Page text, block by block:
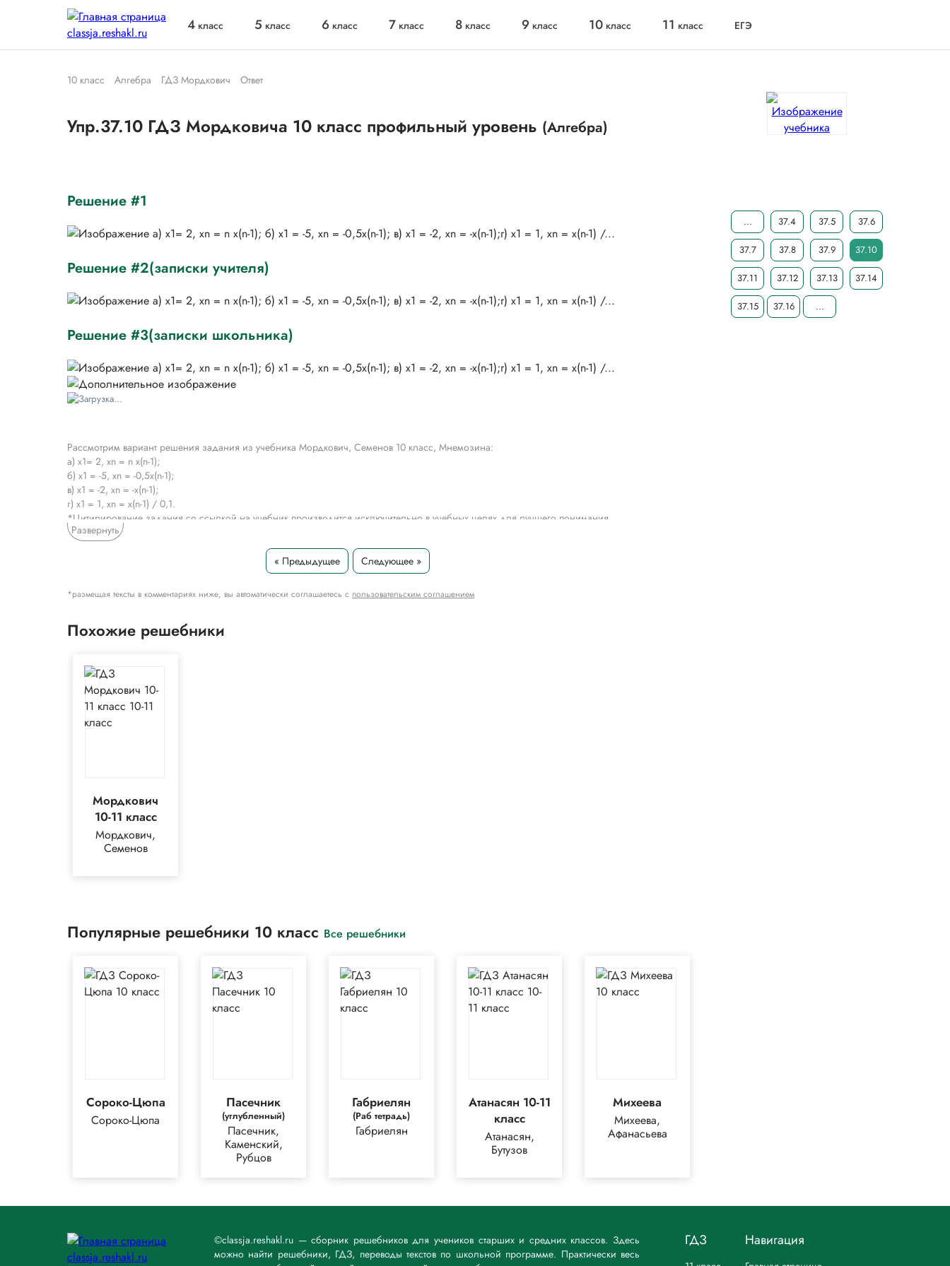
4 класс 5 класс 6 класс 7 класс 8 класс 9 класс 10 класс 11 класс ЕГЭ
10 класс Алгебра ГДЗ Мордкович Ответ
Упр.37.10 ГДЗ Мордковича 10 класс профильный уровень (Алгебра)
Решение #1
Решение #2(записки учителя)
Решение #3(записки школьника)
Рассмотрим вариант решения задания из учебника Мордкович, Семенов 10 класс, Мнемозина:
a) x1= 2, хn = n х(n-1);
б) x1 = -5, хn = -0,5x(n-1);
в) х1 = -2, хn = -x(n-1);
г) x1 = 1, хn = x(n-1) / 0,1.
*Цитирирование задания со ссылкой на учебник производится исключительно в учебных целях для лучшего понимания
разбора решения задания.
Развернуть
« Предыдущее Следующее »
*размещая тексты в комментариях ниже, вы автоматически соглашаетесь с пользовательским соглашением
Похожие решебники
Мордкович
10-11 класс
Мордкович,
Семенов
Популярные решебники 10 класс Все решебники
Сороко-Цюпа
Сороко-Цюпа
Пасечник
(углубленный)
Пасечник,
Каменский,
Рубцов
Габриелян
(Раб тетрадь)
Габриелян
Атанасян 10-11
класс
Атанасян,
Бутузов
Михеева
Михеева,
Афанасьева
... 37.4 37.5 37.6
37.7 37.8 37.9 37.10
37.11 37.12 37.13 37.14
37.15 37.16 ...
©classja.reshakl.ru — сборник решебников для учеников старших и средних классов. Здесь
можно найти решебники, ГДЗ, переводы текстов по школьной программе. Практически весь
ГДЗ Навигация